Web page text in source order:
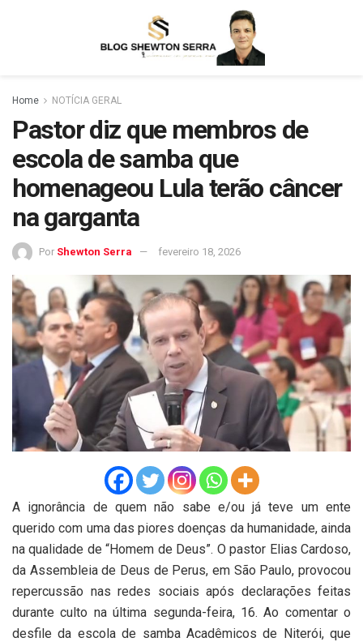
Home NOTÍCIA GERAL
Pastor diz que membros de
escola de samba que
homenageou Lula terão câncer
na garganta
Por Shewton Serra fevereiro 18, 2026
A ignorância de quem não sabe e/ou já teve um ente
querido com uma das piores doenças da humanidade, ainda
na qualidade de “Homem de Deus”. O pastor Elias Cardoso,
da Assembleia de Deus de Perus, em São Paulo, provocou
repercussão nas redes sociais após declarações feitas
durante culto na última segunda-feira, 16. Ao comentar o
desfile da escola de samba Acadêmicos de Niterói, que